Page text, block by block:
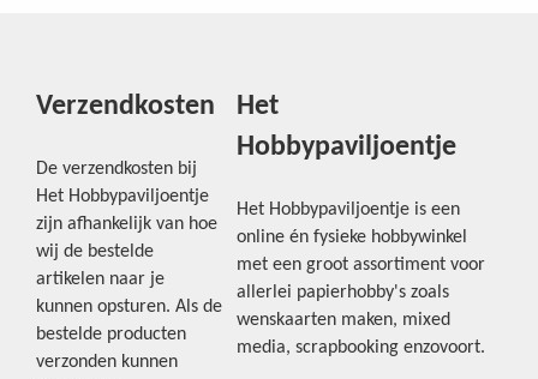
Verzendkosten
De verzendkosten bij
Het Hobbypaviljoentje
zijn afhankelijk van hoe
wij de bestelde
artikelen naar je
kunnen opsturen. Als de
bestelde producten
verzonden kunnen
Het
Hobbypaviljoentje
Het Hobbypaviljoentje is een
online én fysieke hobbywinkel
met een groot assortiment voor
allerlei papierhobby's zoals
wenskaarten maken, mixed
media, scrapbooking enzovoort.